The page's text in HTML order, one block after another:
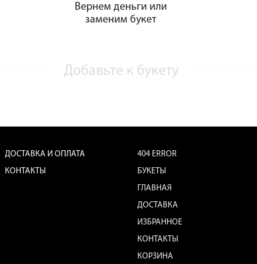
Вернем деньги или
заменим букет
Добавьте к букету
ДОСТАВКА И ОПЛАТА
КОНТАКТЫ
404 ERROR
БУКЕТЫ
ГЛАВНАЯ
ДОСТАВКА
ИЗБРАННОЕ
КОНТАКТЫ
КОРЗИНА